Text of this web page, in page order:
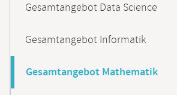
Gesamtangebot Data Science
Gesamtangebot Informatik
Gesamtangebot Mathematik